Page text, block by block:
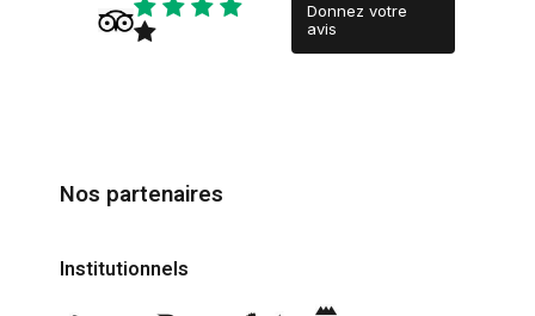
Donnez votre
avis
Nos partenaires
Institutionnels